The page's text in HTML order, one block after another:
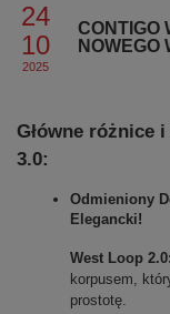
24
10
2025
CONTIGO
NOWEGO
Główne różnice
3.0:
Odmieniony
Elegancki!
West Loop 2.0:
korpusem,
prostotę.